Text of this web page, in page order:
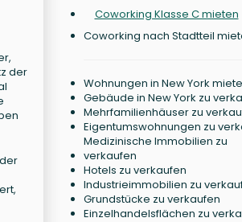
der
Coworking Klasse C mieten
Coworking nach Stadtteil
Wohnungen in New York
Gebäude in New York zu
Mehrfamilienhäuser zu
Eigentumswohnungen zu
Medizinische Immobilien zu
verkaufen
Hotels zu verkaufen
Industrieimmobilien zu
Grundstücke zu verkaufen
Einzelhandelsflächen zu